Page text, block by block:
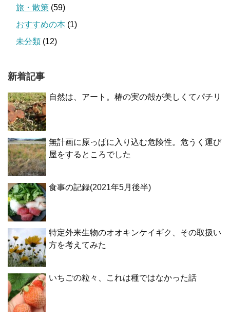
旅・散策 (59)
おすすめの本 (1)
未分類 (12)
新着記事
自然は、アート。椿の実の殻が美しくてパチリ
無計画に原っぱに入り込む危険性。危うく運び
屋をするところでした
食事の記録(2021年5月後半)
特定外来生物のオオキンケイギク、その取扱い
方を考えてみた
いちごの粒々、これは種ではなかった話